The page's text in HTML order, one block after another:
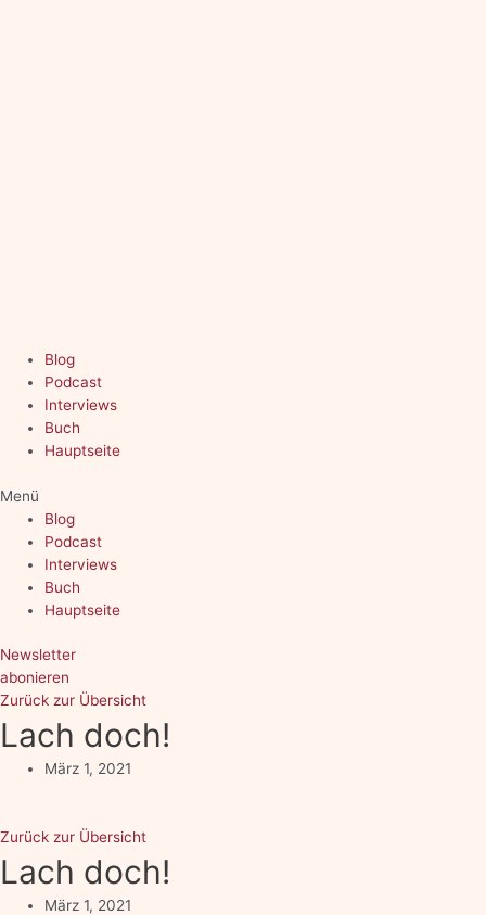
Blog
Podcast
Interviews
Buch
Hauptseite
Menü
Blog
Podcast
Interviews
Buch
Hauptseite
Newsletter
abonieren
Zurück zur Übersicht
Lach doch!
März 1, 2021
Zurück zur Übersicht
Lach doch!
März 1, 2021